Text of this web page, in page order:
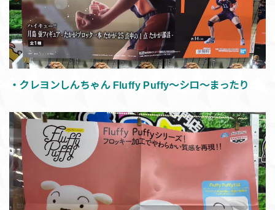
・クレヨンしんちゃん Fluffy Puffy～シロ～まったり